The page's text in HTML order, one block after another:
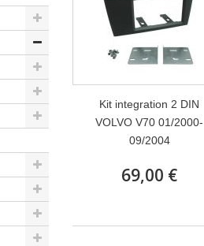
Kit integration 2 DIN
VOLVO V70 01/2000-
09/2004
69,00 €